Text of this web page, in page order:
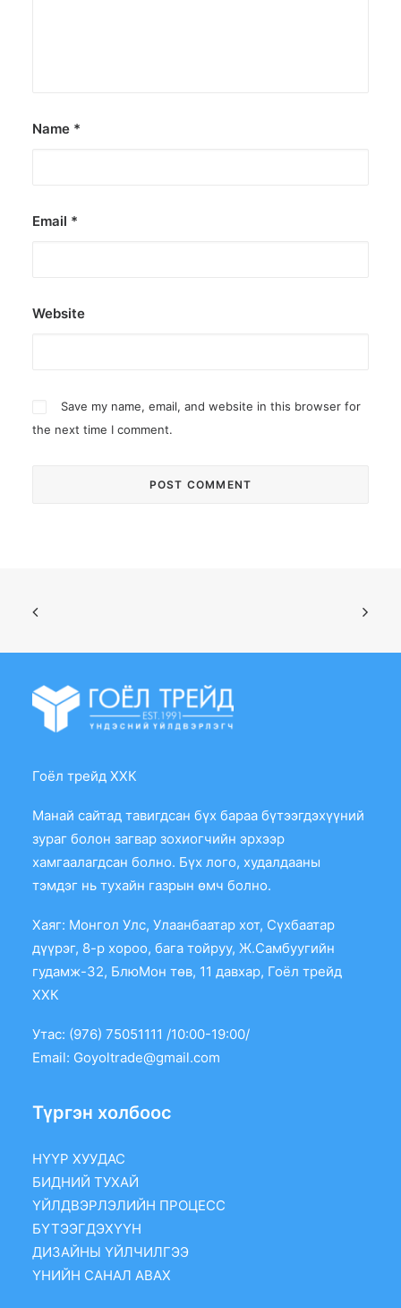
Name *
Email *
Website
Save my name, email, and website in this browser for
the next time I comment.
Гоёл трейд ХХК
Манай сайтад тавигдсан бүх бараа бүтээгдэхүүний
зураг болон загвар зохиогчийн эрхээр
хамгаалагдсан болно. Бүх лого, худалдааны
тэмдэг нь тухайн газрын өмч болно.
Хаяг: Монгол Улс, Улаанбаатар хот, Сүхбаатар
дүүрэг, 8-р хороо, бага тойруу, Ж.Самбуугийн
гудамж-32, БлюМон төв, 11 давхар, Гоёл трейд
ХХК
Утас: (976) 75051111 /10:00-19:00/
Email: Goyoltrade@gmail.com
Түргэн холбоос
НҮҮР ХУУДАС
БИДНИЙ ТУХАЙ
ҮЙЛДВЭРЛЭЛИЙН ПРОЦЕСС
БҮТЭЭГДЭХҮҮН
ДИЗАЙНЫ ҮЙЛЧИЛГЭЭ
ҮНИЙН САНАЛ АВАХ